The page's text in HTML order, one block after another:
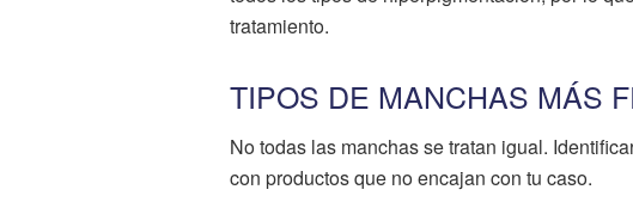
tratamiento.
TIPOS DE MANCHAS MÁS
No todas las manchas se tratan igual.
con productos que no encajan con tu caso.